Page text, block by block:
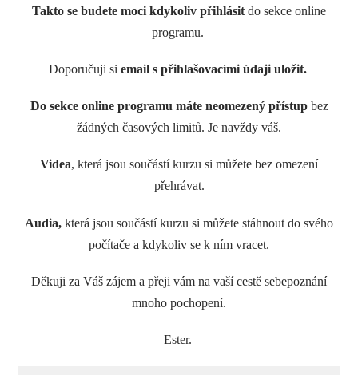
Takto se budete moci kdykoliv přihlásit do sekce online
programu.
Doporučuji si email s přihlašovacími údaji uložit.
Do sekce online programu máte neomezený přístupbez
žádných časových limitů. Je navždy váš.
Videa, která jsou součástí kurzu si můžete bez omezení
přehrávat.
Audia, která jsou součástí kurzu si můžete stáhnout do svého
počítače a kdykoliv se k ním vracet.
Děkuji za Váš zájem a přeji vám na vaší cestě sebepoznání
mnoho pochopení.
Ester.